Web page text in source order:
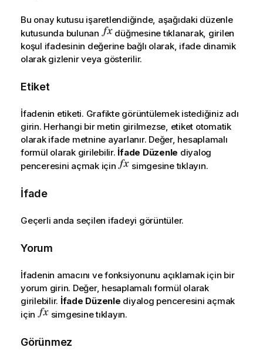
Bu onay kutusu işaretlendiğinde, aşağıdaki düzenle
kutusunda bulunan
düğmesine tıklanarak, girilen
koşul ifadesinin değerine bağlı olarak, ifade dinamik
olarak gizlenir veya gösterilir.
Etiket
İfadenin etiketi. Grafikte görüntülemek istediğiniz adı
girin. Herhangi bir metin girilmezse, etiket otomatik
olarak ifade metnine ayarlanır. Değer, hesaplamalı
formül olarak girilebilir. İfade Düzenle diyalog
penceresini açmak için
simgesine tıklayın.
İfade
Geçerli anda seçilen ifadeyi görüntüler.
Yorum
İfadenin amacını ve fonksiyonunu açıklamak için bir
yorum girin. Değer, hesaplamalı formül olarak
girilebilir. İfade Düzenle diyalog penceresini açmak
için
simgesine tıklayın.
Görünmez